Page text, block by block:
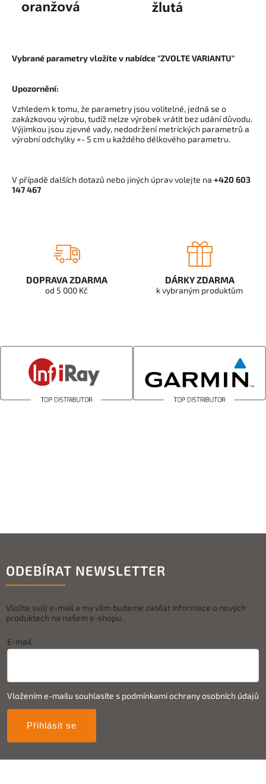
Vybrané parametry vložíte v nabídce "ZVOLTE VARIANTU"
Upozornění:
Vzhledem k tomu, že parametry jsou volitelné, jedná se o
zakázkovou výrobu, tudíž nelze výrobek vrátit bez udání důvodu.
Výjimkou jsou zjevné vady, nedodržení metrických parametrů a
výrobní odchylky +- 5 cm u každého délkového parametru.
V případě dalších dotazů nebo jiných úprav volejte na +420 603
147 467
DOPRAVA ZDARMA
od 5 000 Kč
DÁRKY ZDARMA
k vybraným produktům
ODEBÍRAT NEWSLETTER
Vložte svůj e-mail a my vám budeme zasílat informace o nových
produktech na našem e-shopu.
E-mail
Vložením e-mailu souhlasíte s podmínkami ochrany osobních údajů
Přihlásit se